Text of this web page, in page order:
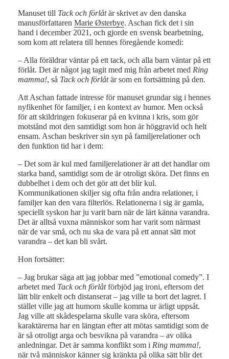
Manuset till Tack och förlåtär skrivet av den danska
manusförfattaren Marie Østerbye. Aschan fick det i sin
hand i december 2021, och gjorde en svensk bearbetning,
som kom att relatera till hennes föregående komedi:
– Alla föräldrar väntar på ett tack, och alla barn väntar på ett
förlåt. Det är något jag tagit med mig från arbetet med Ring
mamma!, så Tack och förlåtär som en fortsättning på den.
Att Aschan fattade intresse för manuset grundar sig i hennes
nyfikenhet för familjer, i en kontext av humor. Men också
för att skildringen fokuserar på en kvinna i kris, som gör
motstånd mot den samtidigt som hon är höggravid och helt
ensam. Aschan beskriver sin syn på familjerelationer och
den funktion tid har i dem:
– Det som är kul med familjerelationer är att det handlar om
starka band, samtidigt som de är otroligt sköra. Det finns en
dubbelhet i dem och det gör att det blir kul.
Kommunikationen skiljer sig ofta från andra relationer, i
familjer kan den vara filterlös. Relationerna i sig är gamla,
speciellt syskon har ju varit barn när de lärt känna varandra.
Det är alltså vuxna människor som har varit som närmast
när de var små, och nu ska de vara på ett annat sätt mot
varandra – det kan bli svårt.
Hon fortsätter:
– Jag brukar säga att jag jobbar med ”emotional comedy”. I
arbetet med Tack och förlåtförbjöd jag ironi, eftersom det
lätt blir enkelt och distanserat – jag ville ta bort det lagret. I
stället ville jag att humorn skulle komma ur ärligt uppsåt.
Jag ville att skådespelarna skulle vara sköra, eftersom
karaktärerna har en längtan efter att mötas samtidigt som de
är så otroligt arga och besvikna på varandra – av olika
anledningar. Det är samma konflikt som i Ring mamma!,
när två människor känner sig kränkta på olika sätt blir det